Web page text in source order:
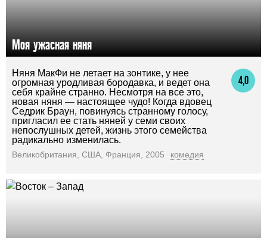
Моя ужасная няня
4,0
Няня МакФи не летает на зонтике, у нее
огромная уродливая бородавка, и ведет она
себя крайне странно. Несмотря на все это,
новая няня — настоящее чудо! Когда вдовец
Седрик Браун, повинуясь странному голосу,
пригласил ее стать няней у семи своих
непослушных детей, жизнь этого семейства
радикально изменилась.
Великобритания, США, Франция, 2005 комедия